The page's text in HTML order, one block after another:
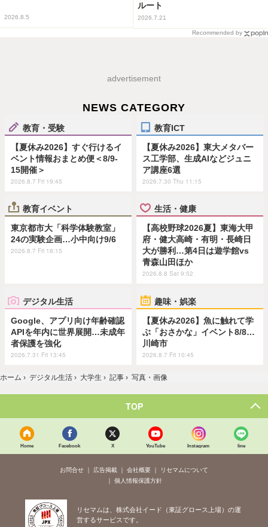
2026.8.5
ルート
2026.7.21
Recommended by
advertisement
NEWS CATEGORY
教育・受験
【夏休み2026】すぐ行けるイ
ベント情報おまとめ便＜8/9-
15開催＞
2026.8.7 Fri 19:45
教育ICT
【夏休み2026】東大メタバー
ス工学部、生成AIなどジュニ
ア講座6選
2026.7.30 Thu 11:15
教育イベント
東京都市大「科学体験教室」
24の実験企画…小中向け9/6
2026.8.7 Fri 18:15
生活・健康
【高校野球2026夏】東海大甲
府・健大高崎・有明・長崎日
大が勝利…第4日は遊学館vs
青森山田ほか
2026.8.8 Sat 9:52
デジタル生活
Google、アプリ向け年齢確認
APIを年内に世界展開…未成年
者保護を強化
2026.7.31 Fri 13:45
趣味・娯楽
【夏休み2026】魚に触れて学
ぶ「おさかな」イベント8/8…
川崎市
2026.8.7 Fri 10:45
ホーム › デジタル生活 › 大学生 › 記事 › 写真・画像
TOP
Home Facebook X YouTube Instagram line
お問合せ 広告掲載 会社概要
リセマムについて
個人情報保護方針
リセマムは、株式会社イード（東証グロース上場）の運
営するサービスです。